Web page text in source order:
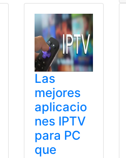
Las
mejores
aplicacio
nes IPTV
para PC
que